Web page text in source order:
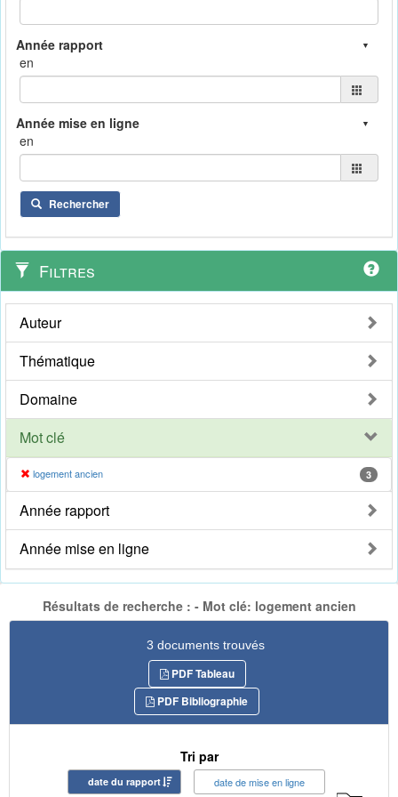
en
en
Rechercher
Filtres
Auteur
Thématique
Domaine
Mot clé
logement ancien 3
Année rapport
Année mise en ligne
Résultats de recherche : - Mot clé: logement ancien
3 documents trouvés
PDF Tableau
PDF Bibliographie
Tri par
date du rapport date de mise en ligne